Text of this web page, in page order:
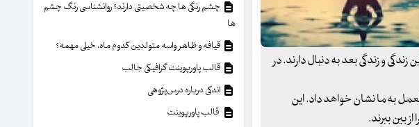
زندگی و زندگی بعد به دنبال دارند. در
به ما نشان خواهد داد. این
بین ببرند.
چشم رنگی ها چه شخصیتی دارند؟ روانشناسی رنگ چشم
ها
قیافه و ظاهر واسه متولدین کدوم ماه، خیلی مهمه؟
قالب پاورپوینت گرافیکی جالب
اندکی درباره درس‌پژوهی
قالب پاورپوینت